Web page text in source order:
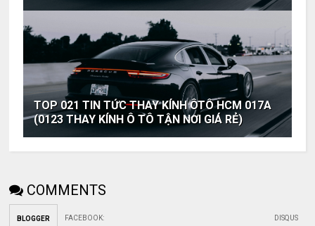
TOP 021 TIN TỨC THAY KÍNH ÔTÔ HCM 017A
(0123 THAY KÍNH Ô TÔ TẬN NƠI GIÁ RẺ)
COMMENTS
BLOGGER FACEBOOK: DISQUS